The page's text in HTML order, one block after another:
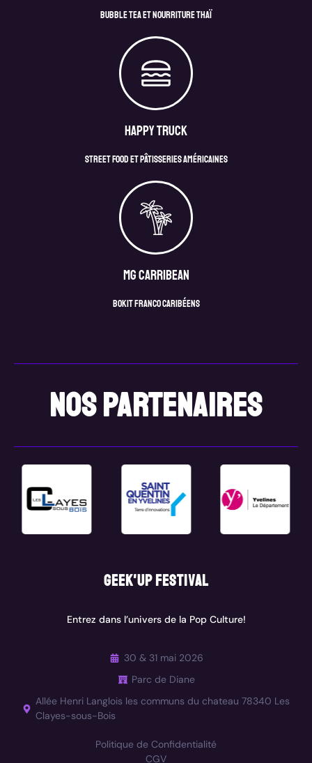
Bubble Tea et nourriture thaï
Happy Truck
Street food et pâtisseries américaines
MG Carribean
Bokit franco caribéens
nos partenaires
geek'up festival
Entrez dans l’univers de la Pop Culture!
30 & 31 mai 2026
Parc de Diane
Allée Henri Langlois les communs du chateau 78340 Les
Clayes-sous-Bois
Politique de Confidentialité
CGV